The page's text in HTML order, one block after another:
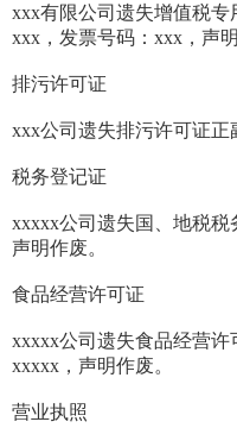
xxx有限公司遗失增值税专
xxx，发票号码：xxx，声明
排污许可证
xxx公司遗失排污许可证正
税务登记证
xxxxx公司遗失国、地税税
声明作废。
食品经营许可证
xxxxx公司遗失食品经营许
xxxxx，声明作废。
营业执照